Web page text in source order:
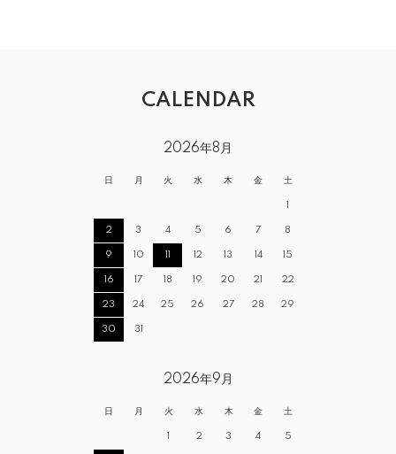
CALENDAR
2026年8月
日 月 火 水 木 金 土
1
2 3 4 5 6 7 8
9 10 11 12 13 14 15
16 17 18 19 20 21 22
23 24 25 26 27 28 29
30 31
2026年9月
日 月 火 水 木 金 土
1 2 3 4 5